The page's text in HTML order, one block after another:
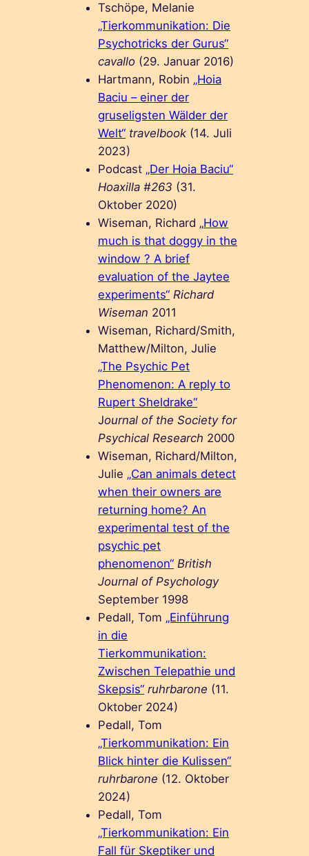
Tschöpe, Melanie
„Tierkommunikation: Die
Psychotricks der Gurus“
cavallo (29. Januar 2016)
Hartmann, Robin „Hoia
Baciu – einer der
gruseligsten Wälder der
Welt“ travelbook (14. Juli
2023)
Podcast „Der Hoia Baciu“
Hoaxilla #263 (31.
Oktober 2020)
Wiseman, Richard „How
much is that doggy in the
window ? A brief
evaluation of the Jaytee
experiments“ Richard
Wiseman 2011
Wiseman, Richard/Smith,
Matthew/Milton, Julie
„The Psychic Pet
Phenomenon: A reply to
Rupert Sheldrake“
Journal of the Society for
Psychical Research 2000
Wiseman, Richard/Milton,
Julie „Can animals detect
when their owners are
returning home? An
experimental test of the
psychic pet
phenomenon“ British
Journal of Psychology
September 1998
Pedall, Tom „Einführung
in die
Tierkommunikation:
Zwischen Telepathie und
Skepsis“ ruhrbarone (11.
Oktober 2024)
Pedall, Tom
„Tierkommunikation: Ein
Blick hinter die Kulissen“
ruhrbarone (12. Oktober
2024)
Pedall, Tom
„Tierkommunikation: Ein
Fall für Skeptiker und